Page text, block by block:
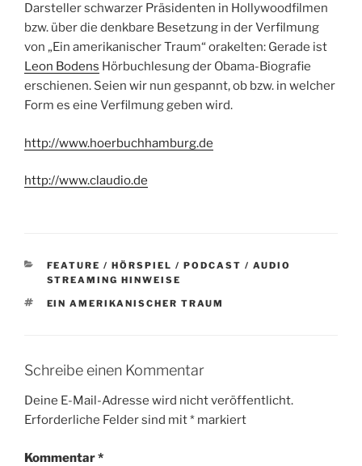
Darsteller schwarzer Präsidenten in Hollywoodfilmen
bzw. über die denkbare Besetzung in der Verfilmung
von „Ein amerikanischer Traum“ orakelten: Gerade ist
Leon Bodens Hörbuchlesung der Obama-Biografie
erschienen. Seien wir nun gespannt, ob bzw. in welcher
Form es eine Verfilmung geben wird.
http://www.hoerbuchhamburg.de
http://www.claudio.de
KATEGORIEN
FEATURE / HÖRSPIEL / PODCAST / AUDIO
STREAMING HINWEISE
SCHLAGWÖRTER
EIN AMERIKANISCHER TRAUM
Schreibe einen Kommentar
Deine E-Mail-Adresse wird nicht veröffentlicht.
Erforderliche Felder sind mit* markiert
Kommentar*